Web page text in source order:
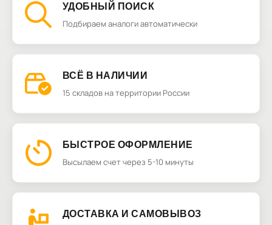
УДОБНЫЙ ПОИСК
Подбираем аналоги автоматически
ВСЁ В НАЛИЧИИ
15 складов на территории России
БЫСТРОЕ ОФОРМЛЕНИЕ
Высылаем счет через 5-10 минуты
ДОСТАВКА И САМОВЫВОЗ